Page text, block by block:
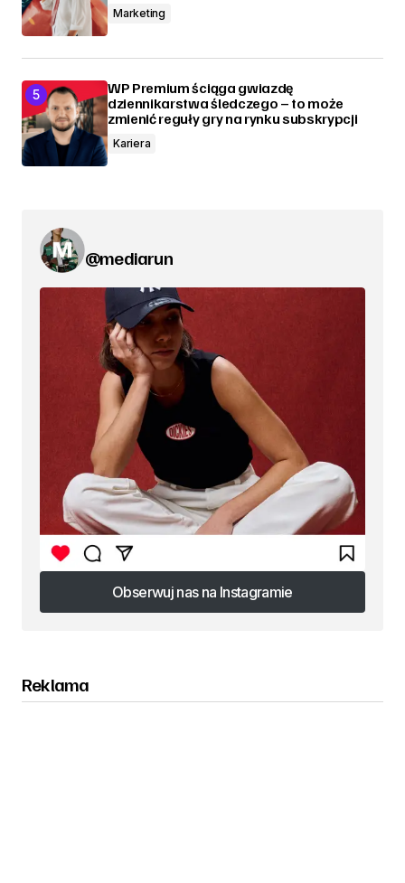
Marketing
WP Premium ściąga gwiazdę
dziennikarstwa śledczego – to może
zmienić reguły gry na rynku subskrypcji
Kariera
@mediarun
Obserwuj nas na Instagramie
Obserwuj nas na Instagramie
Reklama